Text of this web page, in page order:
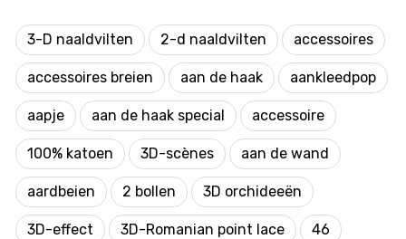
3-D naaldvilten 2-d naaldvilten accessoires
accessoires breien aan de haak aankleedpop
aapje aan de haak special accessoire
100% katoen 3D-scènes aan de wand
aardbeien 2 bollen 3D orchideeën
3D-effect 3D-Romanian point lace 46